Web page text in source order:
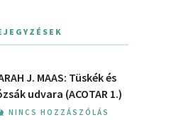
J. MAAS: Tüskék és
udvara (ACOTAR 1.)
NINCS HOZZÁSZÓLÁS